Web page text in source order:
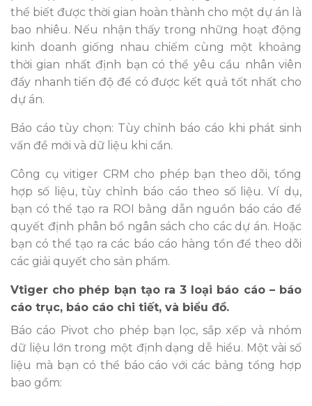
thể biết được thời gian hoàn thành cho một dự án là
bao nhiêu. Nếu nhận thấy trong những hoạt động
kinh doanh giống nhau chiếm cùng một khoảng
thời gian nhất định bạn có thể yêu cầu nhân viên
đẩy nhanh tiến độ để có được kết quả tốt nhất cho
dự án.
Báo cáo tùy chọn: Tùy chỉnh báo cáo khi phát sinh
vấn đề mới và dữ liệu khi cần.
Công cụ vitiger CRM cho phép bạn theo dõi, tổng
hợp số liệu, tùy chỉnh báo cáo theo số liệu. Ví dụ,
bạn có thể tạo ra ROI bằng dẫn nguồn báo cáo để
quyết định phân bổ ngân sách cho các dự án. Hoặc
bạn có thể tạo ra các báo cáo hàng tồn để theo dõi
các giải quyết cho sản phẩm.
Vtiger cho phép bạn tạo ra 3 loại báo cáo – báo
cáo trục, báo cáo chi tiết, và biểu đồ.
Báo cáo Pivot cho phép bạn lọc, sắp xếp và nhóm
dữ liệu lớn trong một định dạng dễ hiểu. Một vài số
liệu mà bạn có thể báo cáo với các bảng tổng hợp
bao gồm: